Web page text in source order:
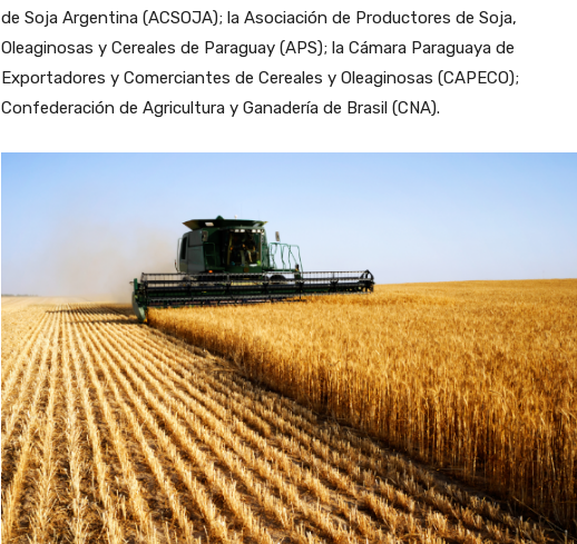
de Soja Argentina (ACSOJA); la Asociación de Productores de Soja,
Oleaginosas y Cereales de Paraguay (APS); la Cámara Paraguaya de
Exportadores y Comerciantes de Cereales y Oleaginosas (CAPECO);
Confederación de Agricultura y Ganadería de Brasil (CNA).